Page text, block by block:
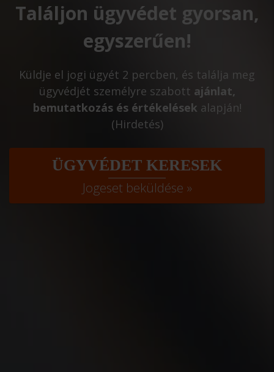
Találjon ügyvédet gyorsan,
egyszerűen!
Küldje el jogi ügyét 2 percben, és találja meg
ügyvédjét személyre szabott ajánlat,
bemutatkozás és értékelések alapján!
(Hirdetés)
ÜGYVÉDET KERESEK
Jogeset beküldése »